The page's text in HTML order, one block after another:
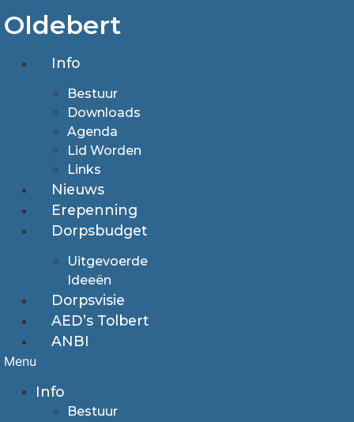
naar
inhoud
Oldebert
Info
Bestuur
Downloads
Agenda
Lid Worden
Links
Nieuws
Erepenning
Dorpsbudget
Uitgevoerde
Ideeën
Dorpsvisie
AED’s Tolbert
ANBI
Menu
Info
Bestuur